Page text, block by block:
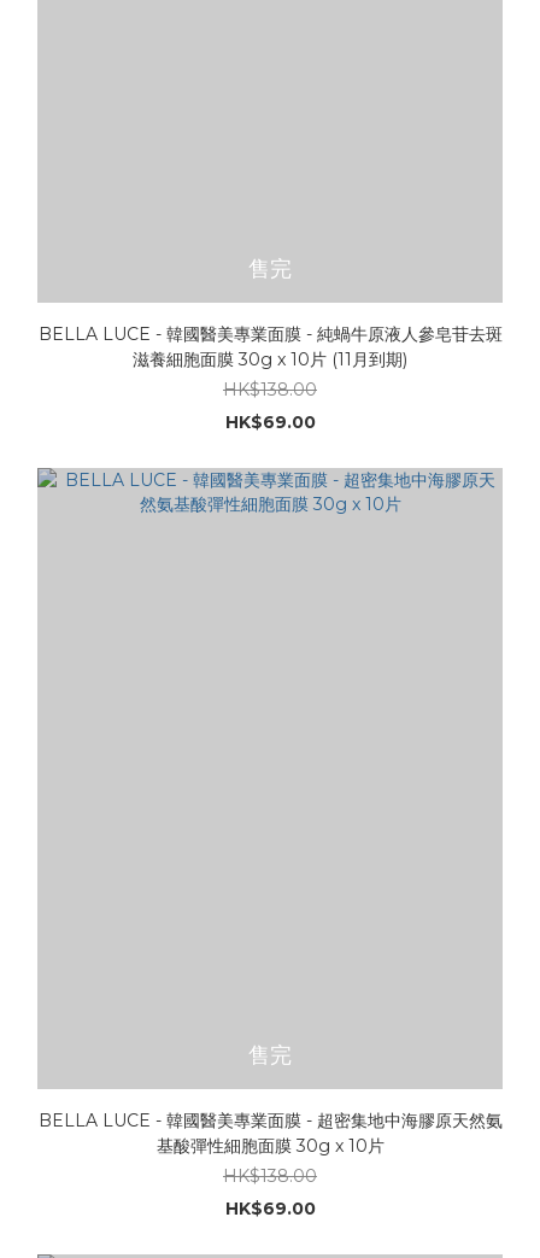
售完
BELLA LUCE - 韓國醫美專業面膜 - 純蝸牛原液人參皂苷去斑
滋養細胞面膜 30g x 10片 (11月到期)
HK$138.00
HK$69.00
售完
BELLA LUCE - 韓國醫美專業面膜 - 超密集地中海膠原天然氨
基酸彈性細胞面膜 30g x 10片
HK$138.00
HK$69.00